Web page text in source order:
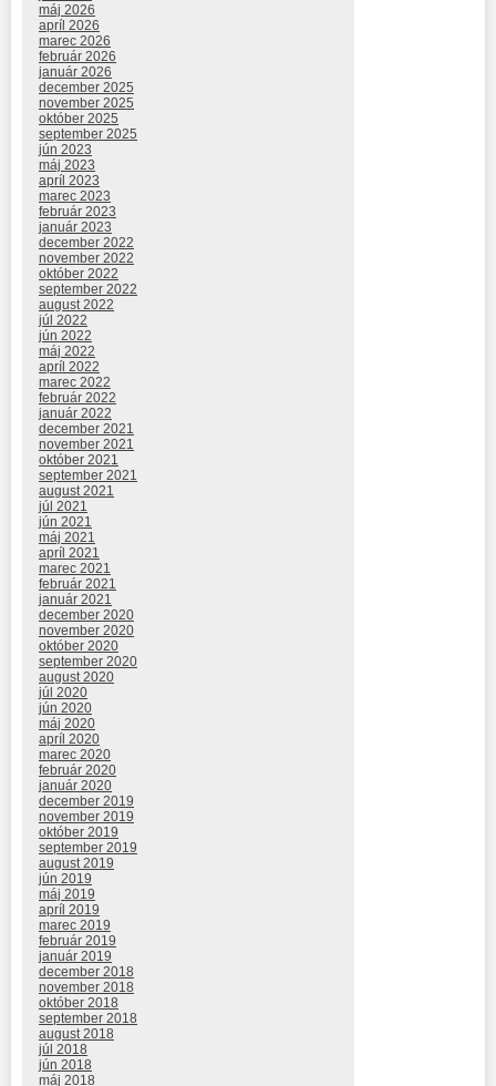
máj 2026
apríl 2026
marec 2026
február 2026
január 2026
december 2025
november 2025
október 2025
september 2025
jún 2023
máj 2023
apríl 2023
marec 2023
február 2023
január 2023
december 2022
november 2022
október 2022
september 2022
august 2022
júl 2022
jún 2022
máj 2022
apríl 2022
marec 2022
február 2022
január 2022
december 2021
november 2021
október 2021
september 2021
august 2021
júl 2021
jún 2021
máj 2021
apríl 2021
marec 2021
február 2021
január 2021
december 2020
november 2020
október 2020
september 2020
august 2020
júl 2020
jún 2020
máj 2020
apríl 2020
marec 2020
február 2020
január 2020
december 2019
november 2019
október 2019
september 2019
august 2019
jún 2019
máj 2019
apríl 2019
marec 2019
február 2019
január 2019
december 2018
november 2018
október 2018
september 2018
august 2018
júl 2018
jún 2018
máj 2018